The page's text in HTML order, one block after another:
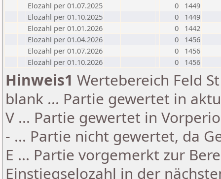
Elozahl per 01.07.2025
0
1449
Elozahl per 01.10.2025
0
1449
Elozahl per 01.01.2026
0
1442
Elozahl per 01.04.2026
0
1456
Elozahl per 01.07.2026
0
1456
Elozahl per 01.10.2026
0 1456
Hinweis1 Wertebereich Feld
blank ... Partie gewertet in
V ... Partie gewertet in
- ... Partie nicht gewertet, da
E ... Partie vorgemerkt zur
Einstiegselozahl in der